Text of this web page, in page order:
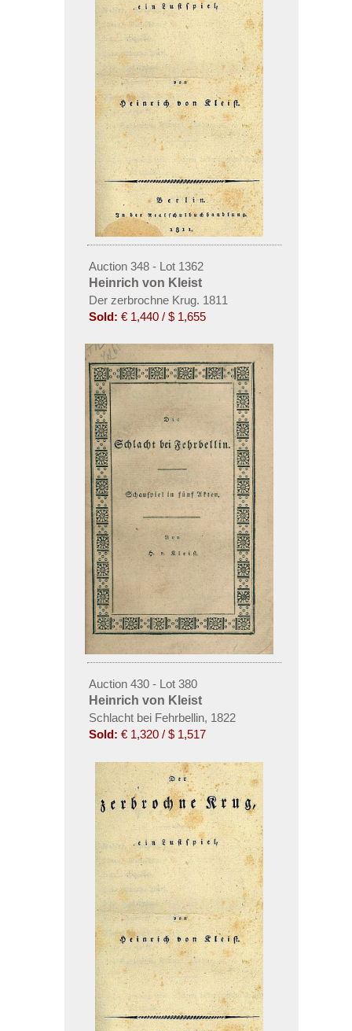
Auction 348 - Lot 1362
Heinrich von Kleist
Der zerbrochne Krug. 1811
Sold: € 1,440 / $ 1,655
Auction 430 - Lot 380
Heinrich von Kleist
Schlacht bei Fehrbellin, 1822
Sold: € 1,320 / $ 1,517